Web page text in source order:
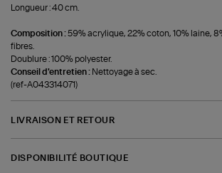
Longueur : 40 cm.
Composition :59% acrylique, 22% coton, 10% laine,
fibres.
Doublure : 100% polyester.
Conseil d'entretien : Nettoyage à sec.
(ref-A043314071)
LIVRAISON ET RETOUR
DISPONIBILITÉ BOUTIQUE